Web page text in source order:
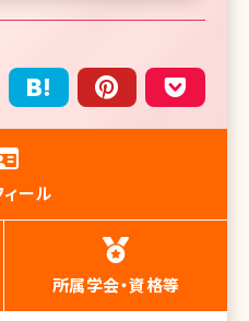
ィール
所属学会・資格等